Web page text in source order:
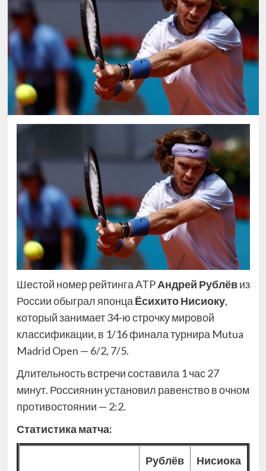
Шестой номер рейтинга ATPАндрей Рублёвиз
России обыграл японца Ёсихито Нисиоку,
который занимает 34-ю строчку мировой
классификации, в 1/16 финала турнира Mutua
Madrid Open — 6/2, 7/5.
Длительность встречи составила 1 час 27
минут. Россиянин установил равенство в очном
противостоянии — 2:2.
Статистика матча:
Рублёв Нисиока